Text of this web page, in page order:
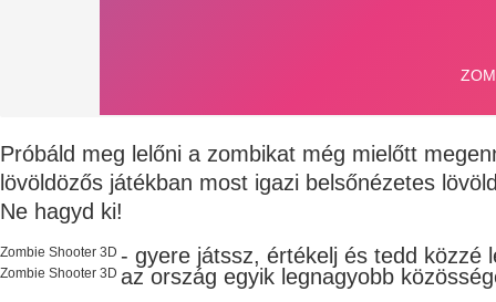
Próbáld meg lelőni a zombikat még mielőtt
lövöldözős játékban most igazi belsőnézetes
Ne hagyd ki!
Zombie Shooter 3D - gyere játssz, értékelj és tedd közzé
az ország egyik legnagyobb
Zombie Shooter 3D